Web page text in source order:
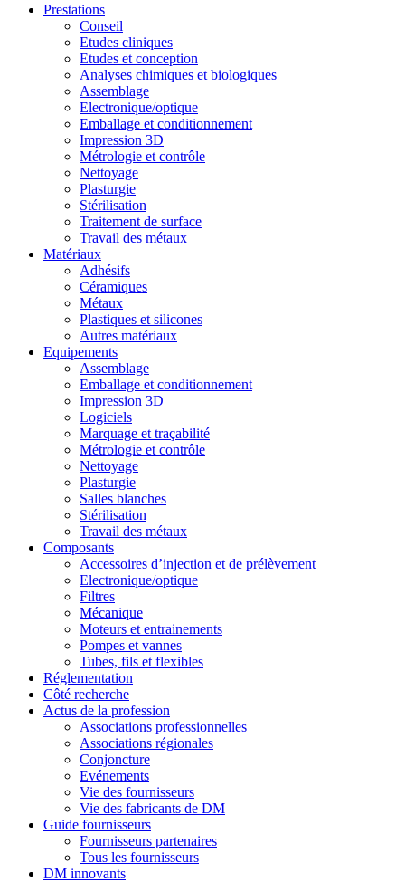
Prestations
Conseil
Etudes cliniques
Etudes et conception
Analyses chimiques et biologiques
Assemblage
Electronique/optique
Emballage et conditionnement
Impression 3D
Métrologie et contrôle
Nettoyage
Plasturgie
Stérilisation
Traitement de surface
Travail des métaux
Matériaux
Adhésifs
Céramiques
Métaux
Plastiques et silicones
Autres matériaux
Equipements
Assemblage
Emballage et conditionnement
Impression 3D
Logiciels
Marquage et traçabilité
Métrologie et contrôle
Nettoyage
Plasturgie
Salles blanches
Stérilisation
Travail des métaux
Composants
Accessoires d’injection et de prélèvement
Electronique/optique
Filtres
Mécanique
Moteurs et entrainements
Pompes et vannes
Tubes, fils et flexibles
Réglementation
Côté recherche
Actus de la profession
Associations professionnelles
Associations régionales
Conjoncture
Evénements
Vie des fournisseurs
Vie des fabricants de DM
Guide fournisseurs
Fournisseurs partenaires
Tous les fournisseurs
DM innovants